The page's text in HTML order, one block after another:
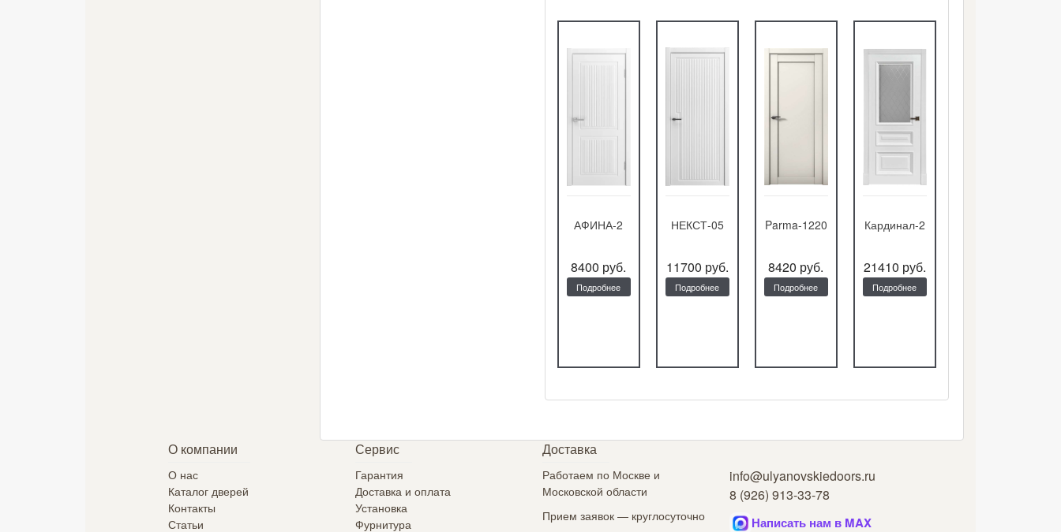
АФИНА-2
8400 руб.
Подробнее
НЕКСТ-05
11700 руб.
Подробнее
Parma-1220
8420 руб.
Подробнее
Кардинал-2
21410 руб.
Подробнее
О компании
О нас
Каталог дверей
Контакты
Статьи
Сервис
Гарантия
Доставка и оплата
Установка
Фурнитура
Доставка
Работаем по Москве и
Московской области
Прием заявок — круглосуточно
info@ulyanovskiedoors.ru
8 (926) 913-33-78
Написать нам в MAX